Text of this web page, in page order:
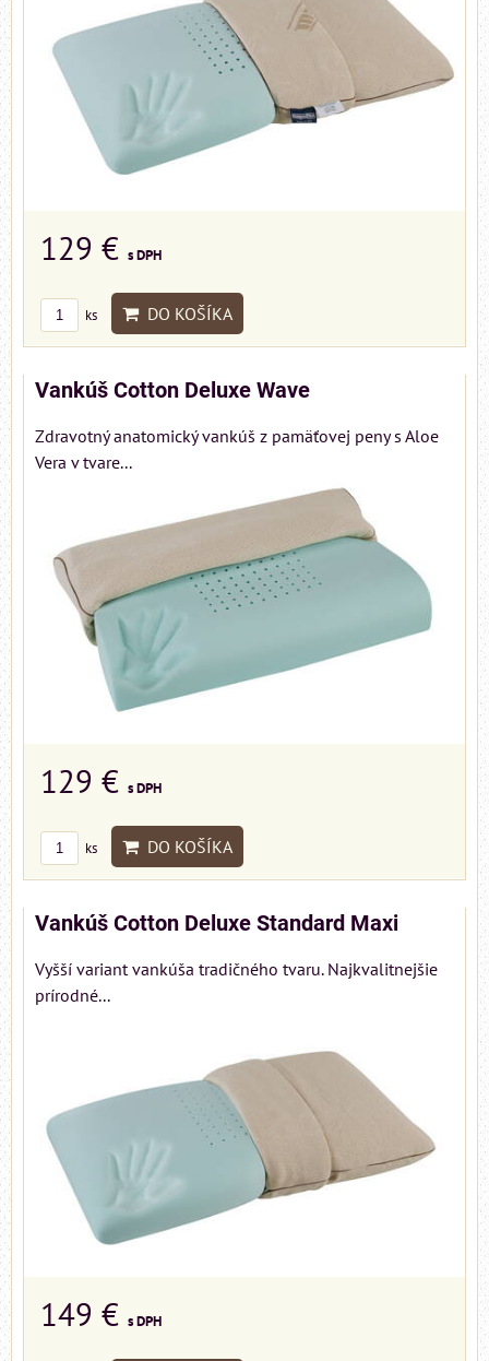
129 € s DPH
ks DO KOŠÍKA
Vankúš Cotton Deluxe Wave
Zdravotný anatomický vankúš z pamäťovej peny s Aloe
Vera v tvare...
129 € s DPH
ks DO KOŠÍKA
Vankúš Cotton Deluxe Standard Maxi
Vyšší variant vankúša tradičného tvaru. Najkvalitnejšie
prírodné...
149 € s DPH